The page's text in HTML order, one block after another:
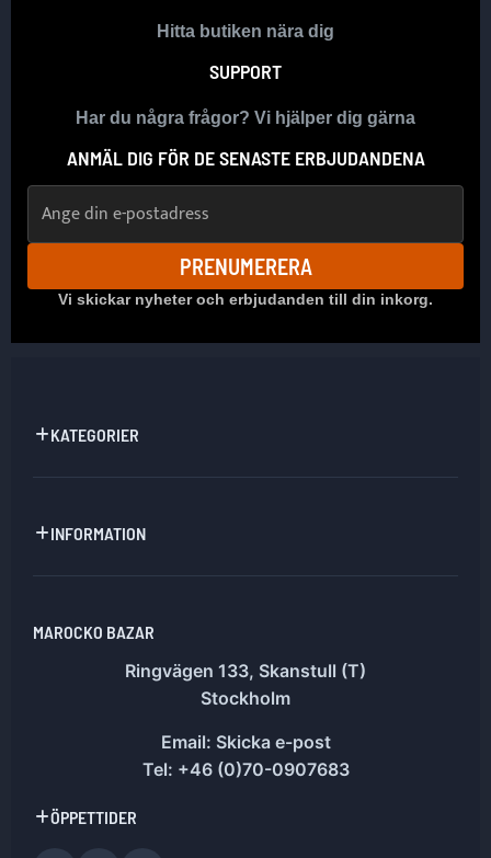
Hitta butiken nära dig
SUPPORT
Har du några frågor? Vi hjälper dig gärna
ANMÄL DIG FÖR DE SENASTE ERBJUDANDENA
PRENUMERERA
Vi skickar nyheter och erbjudanden till din inkorg.
KATEGORIER
INFORMATION
MAROCKO BAZAR
Ringvägen 133, Skanstull (T)
Stockholm
Email: Skicka e-post
Tel: +46 (0)70-0907683
ÖPPETTIDER